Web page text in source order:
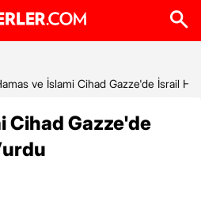
ve İslami Cihad Gazze'de İsrail
Cihad Gazze'de